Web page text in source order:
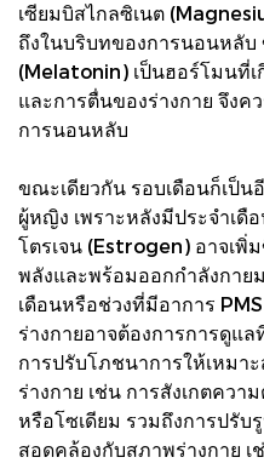
เซียมบิสไกลซิเนต
ถึงในบริบทของการนอนหลั
(Melatonin) เป็นฮอร์โมนที่
และการตื่นของร่างกาย จึงค
การนอนหลับ
ขณะเดียวกัน รอบเดือนก็เป็
ผู้หญิง เพราะหลังมีประจำเดื
โตรเจน (Estrogen) อาจเ
พลังและพร้อมออกกำลังกา
เดือนหรือช่วงที่มีอาการ
ร่างกายอาจต้องการการดูแ
การปรับโภชนาการให้เหมา
ร่างกาย เช่น การสังเกตควา
หรือโซเดียม รวมถึงการปรับ
สอดคล้องกับสภาพร่างกาย